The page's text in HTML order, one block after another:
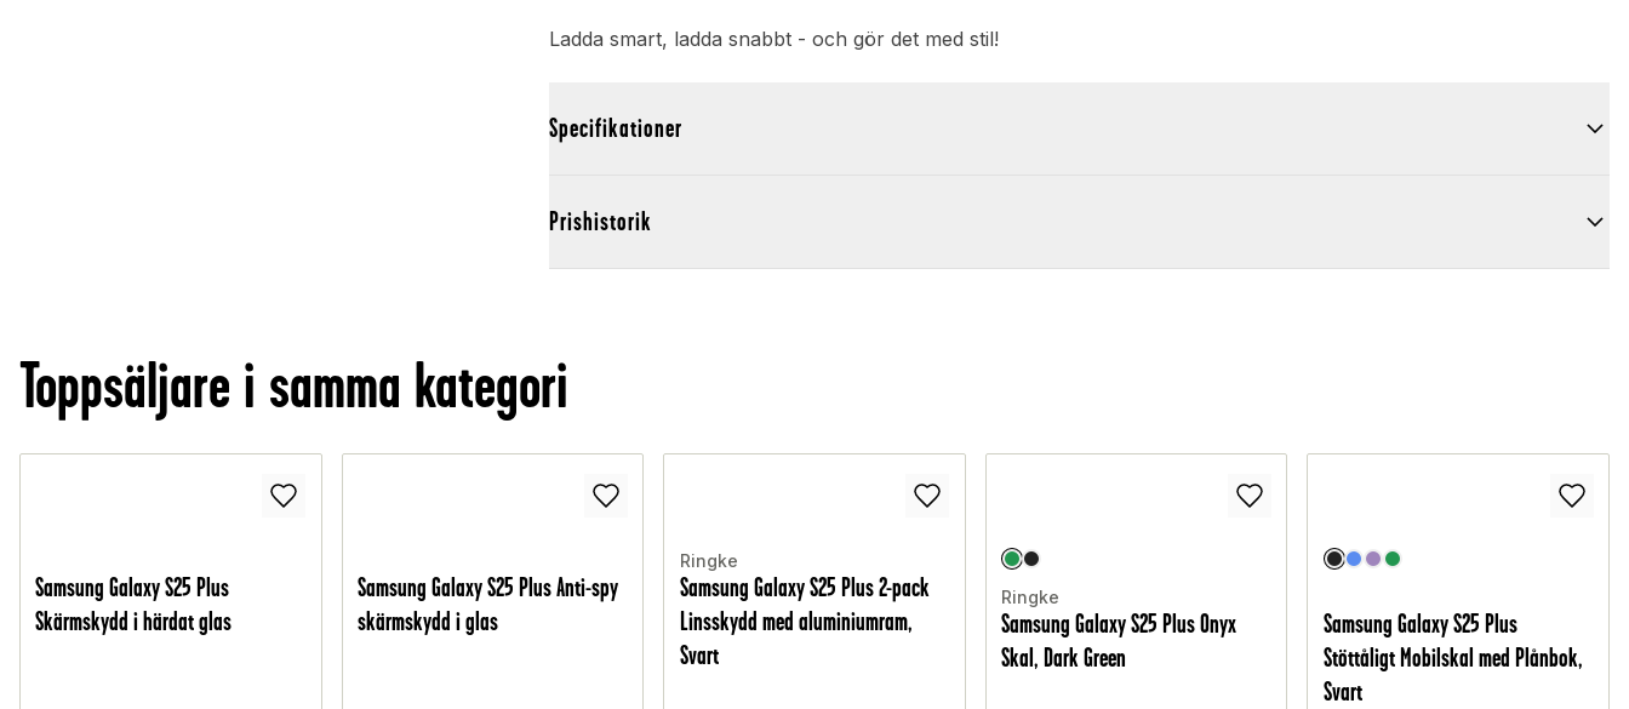
Ladda smart, ladda snabbt - och gör det med stil!
Specifikationer
Prishistorik
Toppsäljare i samma kategori
Samsung Galaxy S25 Plus
Skärmskydd i härdat glas
Samsung Galaxy S25 Plus Anti-spy
skärmskydd i glas
Ringke
Samsung Galaxy S25 Plus 2-pack
Linsskydd med aluminiumram,
Svart
Ringke
Samsung Galaxy S25 Plus Onyx
Skal, Dark Green
Samsung Galaxy S25 Plus
Stöttåligt Mobilskal med Plånbok,
Svart